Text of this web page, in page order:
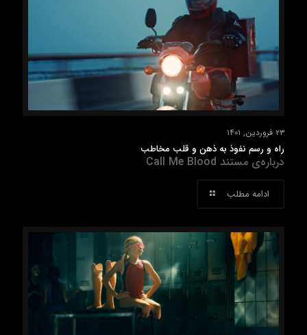
۲۳ فروردین, ۱۴۰۱
راه‌‌ و‌ رسم نفوذ به ذهن و قلب مخاطب
درباره‌ی مستند Call Me Blood
ادامه مطلب